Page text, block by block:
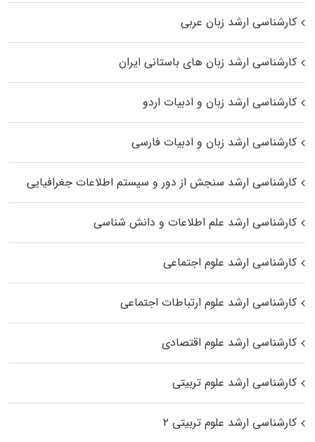
کارشناسی ارشد زبان عربی
کارشناسی ارشد زبان‌ های باستانی ایران
کارشناسی ارشد زبان و ادبیات اردو
کارشناسی ارشد زبان و ادبیات فارسی
کارشناسی ارشد سنجش از دور و سیستم اطلاعات جغرافیایی
کارشناسی ارشد علم اطلاعات و دانش شناسی
کارشناسی ارشد علوم اجتماعی
کارشناسی ارشد علوم ارتباطات اجتماعی
کارشناسی ارشد علوم اقتصادی
کارشناسی ارشد علوم تربیتی
کارشناسی ارشد علوم تربیتی ۲